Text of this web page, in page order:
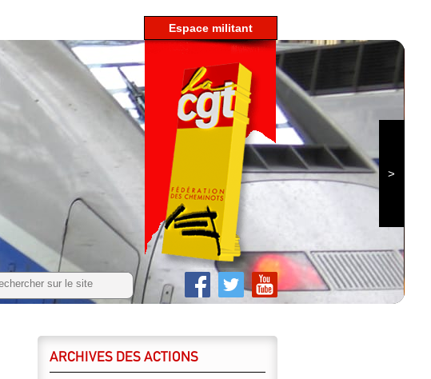
espace militant
ARCHIVES DES ACTIONS